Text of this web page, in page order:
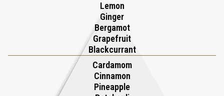
Lemon
Ginger
Bergamot
Grapefruit
Blackcurrant
Cardamom
Cinnamon
Pineapple